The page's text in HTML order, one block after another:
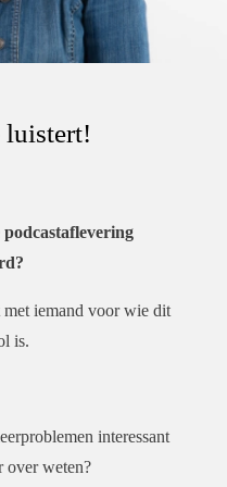
aanwezig is, is een
om?
dat Patricia heeft
het boek aangereikt.
met net een stapje
luistert!
podcastaflevering
met iemand voor wie dit
is.
interessant
over weten?